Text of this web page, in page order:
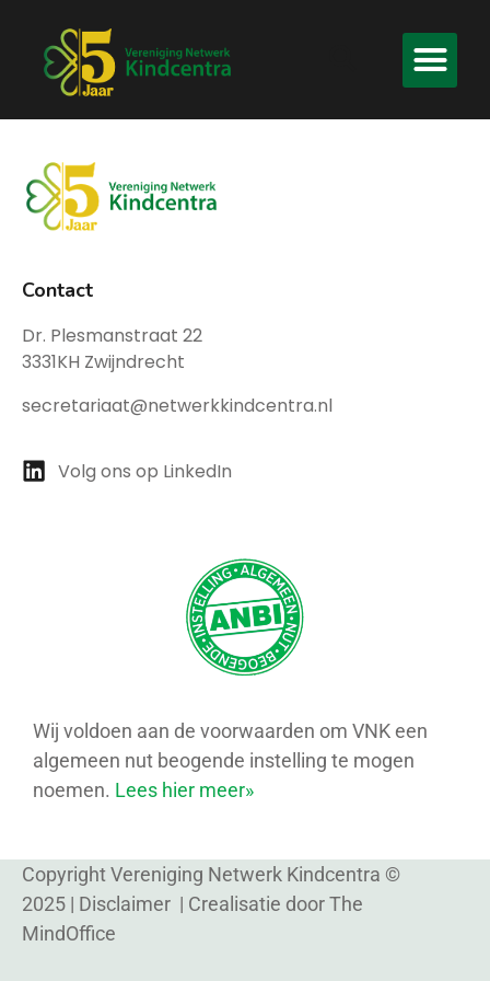
Contact
Dr. Plesmanstraat 22
3331KH Zwijndrecht
secretariaat@netwerkkindcentra.nl
Volg ons op LinkedIn
Wij voldoen aan de voorwaarden om VNK een
algemeen nut beogende instelling te mogen
noemen. Lees hier meer»
Copyright Vereniging Netwerk Kindcentra ©
2025 | Disclaimer | Crealisatie doorThe
MindOffice